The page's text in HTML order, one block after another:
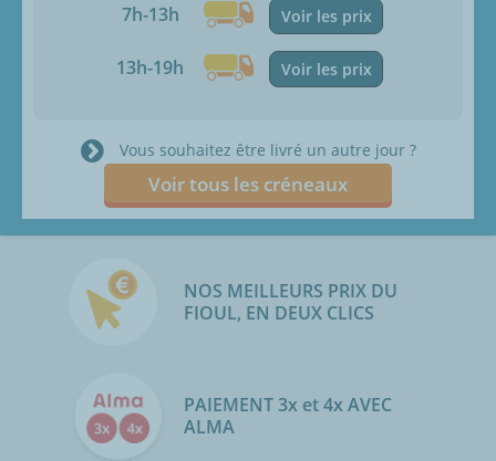
7h-13h Voir les prix
13h-19h Voir les prix
Vous souhaitez être livré un autre jour ?
Voir tous les créneaux
NOS MEILLEURS PRIX DU
FIOUL, EN DEUX CLICS
PAIEMENT 3x et 4x AVEC
ALMA